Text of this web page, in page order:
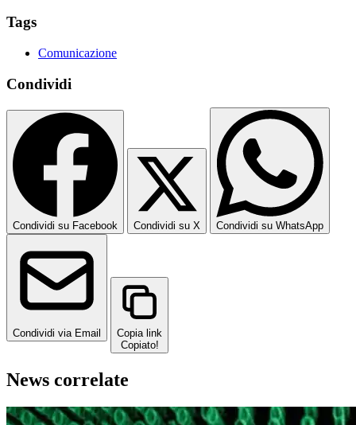
Tags
Comunicazione
Condividi
Condividi su Facebook Condividi su X Condividi su WhatsApp
Condividi via Email
Copia link
Copiato!
News correlate